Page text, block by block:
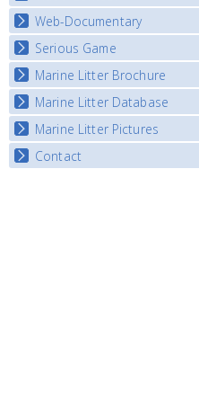
Map Overview
Listview
National Video Contests
Web-Documentary
Watch Troubled Waters
Serious Game
Start the game
Marine Litter Brochure
Marine Litter Database
Marine Litter Pictures
Contact